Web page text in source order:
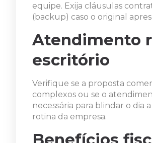
equipe. Exija cláusulas
(backup) caso o original
Atendimento
escritório
Verifique se a proposta
complexos ou se o
necessária para blindar o dia
rotina da empresa.